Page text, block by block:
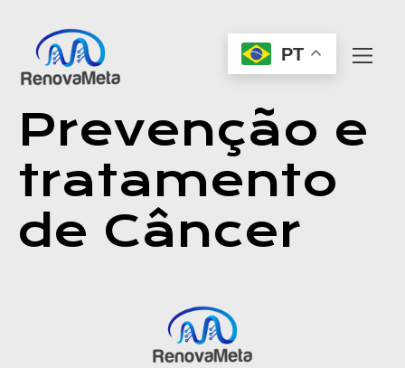
PT
Prevenção e
tratamento
de Câncer